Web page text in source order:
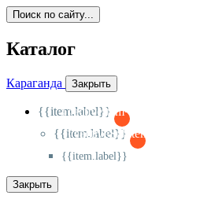
Поиск по сайту...
Каталог
Караганда Закрыть
{{item.label}}
{{activeItem==item.id?'-
{{item.label}}
{{item.label}}
Закрыть